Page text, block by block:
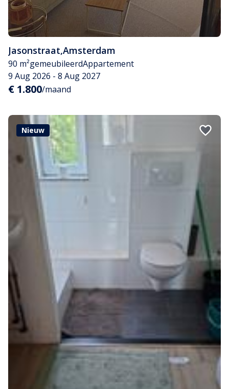
Jasonstraat,Amsterdam
90 m²gemeubileerdAppartement
9 Aug 2026 - 8 Aug 2027
€ 1.800/maand
Nieuw